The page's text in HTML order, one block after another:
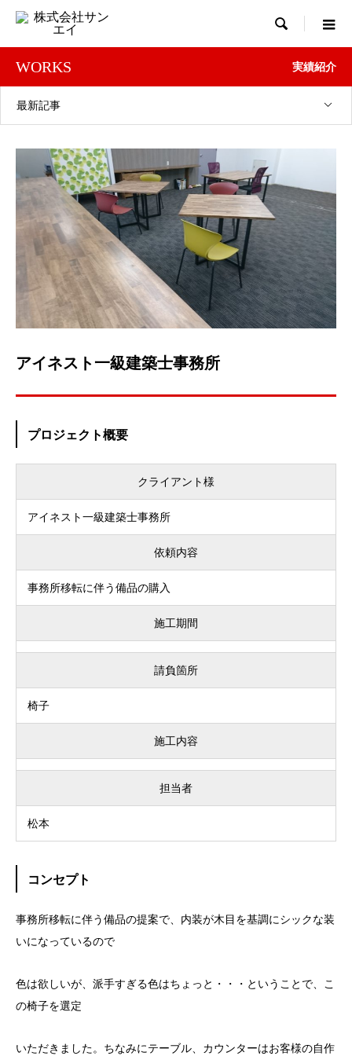

WORKS 実績紹介
最新記事
アイネスト一級建築士事務所
プロジェクト概要
クライアント様
アイネスト一級建築士事務所
依頼内容
事務所移転に伴う備品の購入
施工期間
請負箇所
椅子
施工内容
担当者
松本
コンセプト
事務所移転に伴う備品の提案で、内装が木目を基調にシックな装
いになっているので
色は欲しいが、派手すぎる色はちょっと・・・ということで、こ
の椅子を選定
いただきました。ちなみにテーブル、カウンターはお客様の自作